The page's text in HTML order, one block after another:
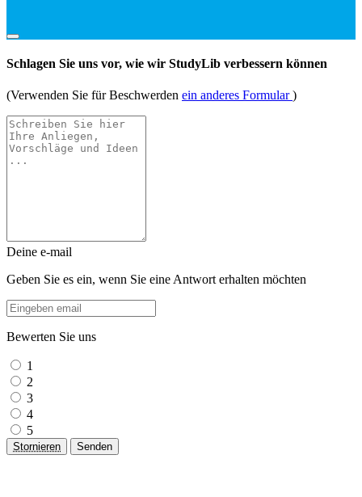
Schlagen Sie uns vor, wie wir StudyLib verbessern können
(Verwenden Sie für Beschwerden ein anderes Formular)
Deine e-mail
Geben Sie es ein, wenn Sie eine Antwort erhalten möchten
Bewerten Sie uns
1
2
3
4
5
Stornieren Senden